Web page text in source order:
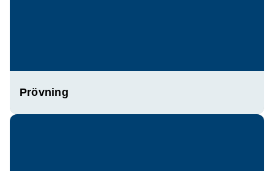
Prövning